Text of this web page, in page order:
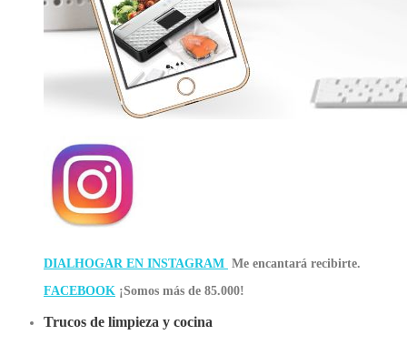
DIALHOGAR EN INSTAGRAM Me encantará recibirte.
FACEBOOK ¡Somos más de 85.000!
Trucos de limpieza y cocina